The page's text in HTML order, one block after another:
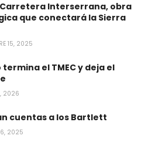
Interserrana, obra
que conectará la Sierra
15, 2025
el TMEC y deja el
2026
cuentas a los Bartlett
2025